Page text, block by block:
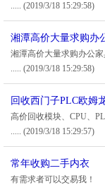
..... (2019/3/18 15:29:58)
湘潭高价大量求购办
湘潭高价大量求购办公
..... (2019/3/18 15:29:58)
回收西门子PLC欧姆
高价回收模块、CPU、
..... (2019/3/18 15:29:57)
常年收购二手内衣
有需求者可以交易我！